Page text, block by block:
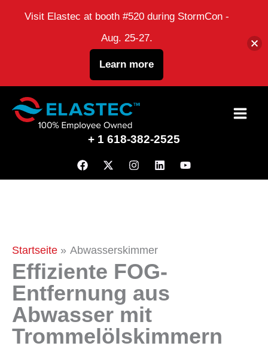
Zum
Inhalt
+ 1 618-382-2525
Startseite Abwasserskimmer
Effiziente FOG-
Entfernung aus
Abwasser mit
Trommelölskimmern
Visit Elastec at booth #520 during StormCon -
Aug. 25-27.
Learn more